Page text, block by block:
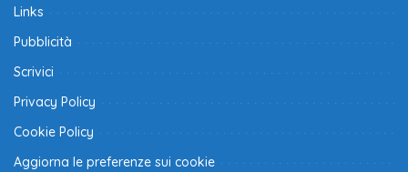
Links
Pubblicità
Scrivici
Privacy Policy
Cookie Policy
Aggiorna le preferenze sui cookie